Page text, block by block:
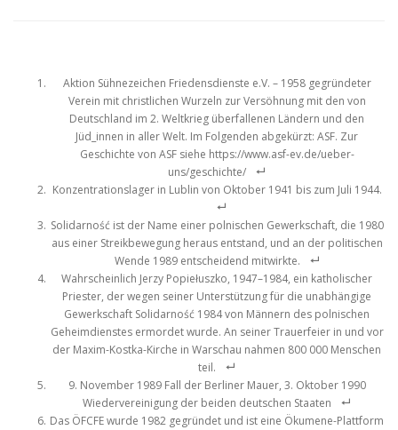
Aktion Sühnezeichen Friedensdienste e.V. – 1958 gegründeter
Verein mit christlichen Wurzeln zur Versöhnung mit den von
Deutschland im 2. Weltkrieg überfallenen Ländern und den
Jüd_innen in aller Welt. Im Folgenden abgekürzt: ASF. Zur
Geschichte von ASF siehe https://www.asf-ev.de/ueber-
uns/geschichte/
Konzentrationslager in Lublin von Oktober 1941 bis zum Juli 1944.
Solidarność ist der Name einer polnischen Gewerkschaft, die 1980
aus einer Streikbewegung heraus entstand, und an der politischen
Wende 1989 entscheidend mitwirkte.
Wahrscheinlich Jerzy Popiełuszko, 1947–1984, ein katholischer
Priester, der wegen seiner Unterstützung für die unabhängige
Gewerkschaft Solidarność 1984 von Männern des polnischen
Geheimdienstes ermordet wurde. An seiner Trauerfeier in und vor
der Maxim-Kostka-Kirche in Warschau nahmen 800 000 Menschen
teil.
9. November 1989 Fall der Berliner Mauer, 3. Oktober 1990
Wiedervereinigung der beiden deutschen Staaten
Das ÖFCFE wurde 1982 gegründet und ist eine Ökumene-Plattform